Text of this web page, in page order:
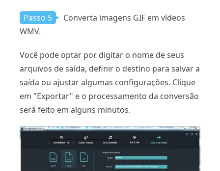
Passo 5
Converta imagens GIF em vídeos
WMV.
Você pode optar por digitar o nome de seus
arquivos de saída, definir o destino para salvar a
saída ou ajustar algumas configurações. Clique
em "Exportar" e o processamento da conversão
será feito em alguns minutos.